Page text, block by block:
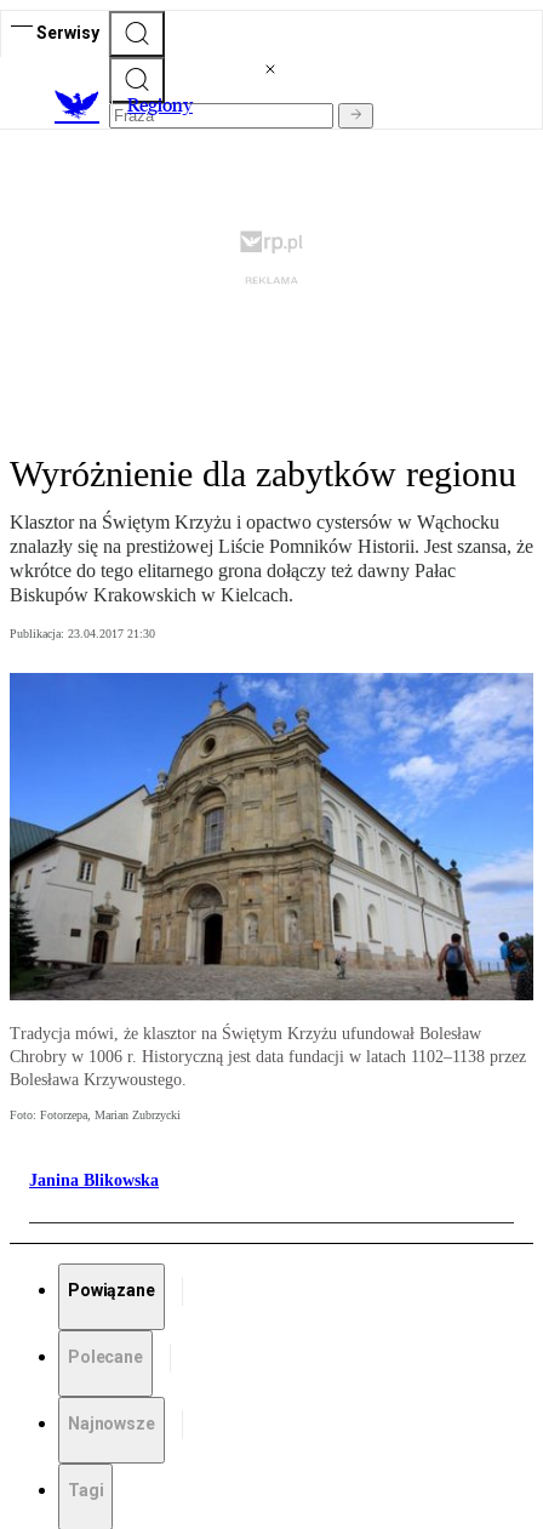
Serwisy
Regiony
Wyróżnienie dla zabytków regionu
Klasztor na Świętym Krzyżu i opactwo cystersów w Wąchocku
znalazły się na prestiżowej Liście Pomników Historii. Jest szansa, że
wkrótce do tego elitarnego grona dołączy też dawny Pałac
Biskupów Krakowskich w Kielcach.
Publikacja: 23.04.2017 21:30
Tradycja mówi, że klasztor na Świętym Krzyżu ufundował Bolesław
Chrobry w 1006 r. Historyczną jest data fundacji w latach 1102–1138 przez
Bolesława Krzywoustego.
Foto: Fotorzepa, Marian Zubrzycki
Janina Blikowska
Powiązane
Polecane
Najnowsze
Tagi